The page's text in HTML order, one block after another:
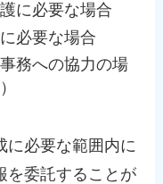
に必要な場合
必要な場合
務への協力の場
に必要な範囲内に
を委託することが